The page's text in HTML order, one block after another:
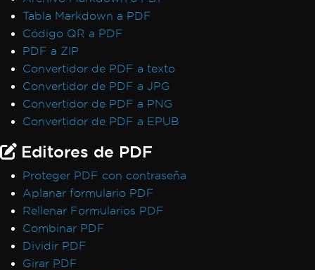
Tabla Markdown a PDF
Código QR a PDF
PDF a ZIP
Convertidor de PDF a texto
Convertidor de PDF a JPG
Convertidor de PDF a PNG
Convertidor de PDF a EPUB
Editores de PDF
Proteger PDF con contraseña
Aplanar formulario PDF
Rellenar Formularios PDF
Combinar PDF
Dividir PDF
Girar PDF